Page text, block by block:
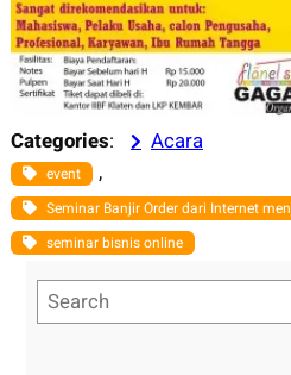
Categories: Acara
event ,
Seminar Banjir Order dari Internet
seminar bisnis online
e